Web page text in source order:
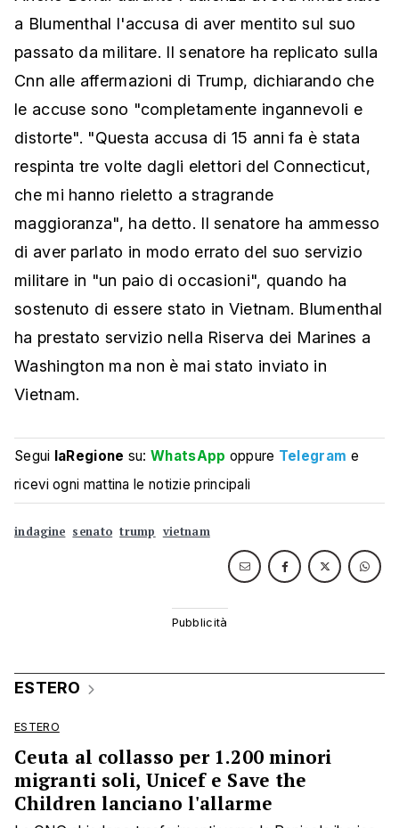
a Blumenthal l'accusa di aver mentito sul suo
passato da militare. Il senatore ha replicato sulla
Cnn alle affermazioni di Trump, dichiarando che
le accuse sono "completamente ingannevoli e
distorte". "Questa accusa di 15 anni fa è stata
respinta tre volte dagli elettori del Connecticut,
che mi hanno rieletto a stragrande
maggioranza", ha detto. Il senatore ha ammesso
di aver parlato in modo errato del suo servizio
militare in "un paio di occasioni", quando ha
sostenuto di essere stato in Vietnam. Blumenthal
ha prestato servizio nella Riserva dei Marines a
Washington ma non è mai stato inviato in
Vietnam.
Segui laRegione su:WhatsApp oppure Telegram e
ricevi ogni mattina le notizie principali
indagine senato trump vietnam
ESTERO
ESTERO
Ceuta al collasso per 1.200 minori
migranti soli, Unicef e Save the
Children lanciano l'allarme